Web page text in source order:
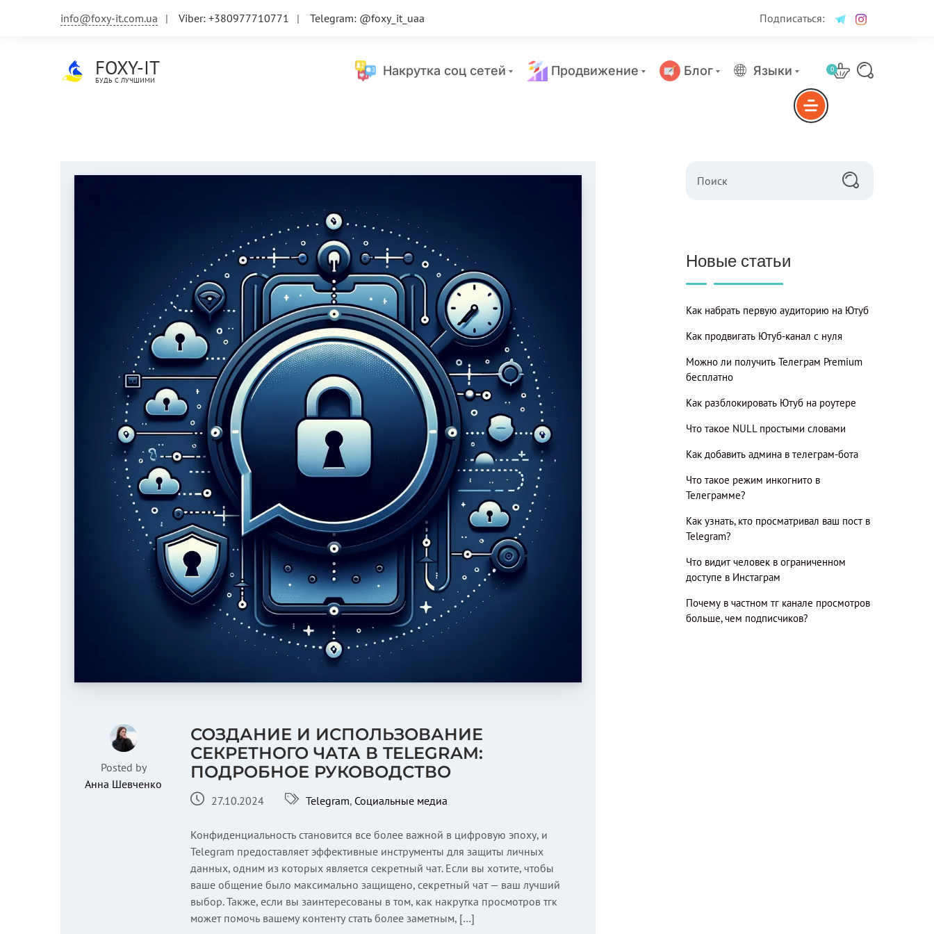
info@foxy-it.com.ua Viber: +380977710771 Telegram: @foxy_it_uaa Подписаться:
FOXY-IT
БУДЬ С ЛУЧШИМИ
Накрутка соц сетей Продвижение Блог Языки 0
Posted by
Анна Шевченко
СОЗДАНИЕ И ИСПОЛЬЗОВАНИЕ
СЕКРЕТНОГО ЧАТА В TELEGRAM:
ПОДРОБНОЕ РУКОВОДСТВО
27.10.2024 Telegram, Социальные медиа
Конфиденциальность становится все более важной в цифровую эпоху, и
Telegram предоставляет эффективные инструменты для защиты личных
данных, одним из которых является секретный чат. Если вы хотите, чтобы
ваше общение было максимально защищено, секретный чат — ваш лучший
выбор. Также, если вы заинтересованы в том, как накрутка просмотров тгк
может помочь вашему контенту стать более заметным, […]
Новые статьи
Как набрать первую аудиторию на Ютуб
Как продвигать Ютуб-канал с нуля
Можно ли получить Телеграм Premium
бесплатно
Как разблокировать Ютуб на роутере
Что такое NULL простыми словами
Как добавить админа в телеграм-бота
Что такое режим инкогнито в
Телеграмме?
Как узнать, кто просматривал ваш пост в
Telegram?
Что видит человек в ограниченном
доступе в Инстаграм
Почему в частном тг канале просмотров
больше, чем подписчиков?